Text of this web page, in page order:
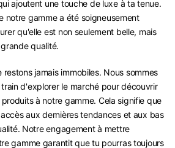
ajoutent une touche de luxe à ta tenue.
notre gamme a été soigneusement
qu'elle est non seulement belle, mais
qualité.
jamais immobiles. Nous sommes
d'explorer le marché pour découvrir
à notre gamme. Cela signifie que
aux dernières tendances et aux bas
Notre engagement à mettre
gamme garantit que tu pourras toujours